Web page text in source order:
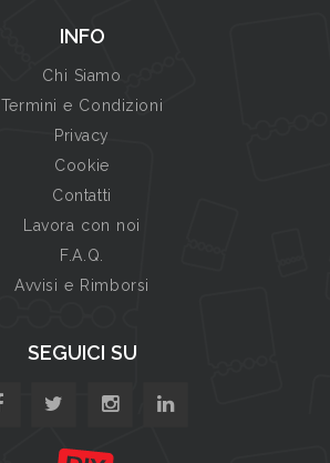
INFO
Chi Siamo
Termini e Condizioni
Privacy
Cookie
Contatti
Lavora con noi
F.A.Q.
Avvisi e Rimborsi
SEGUICI SU